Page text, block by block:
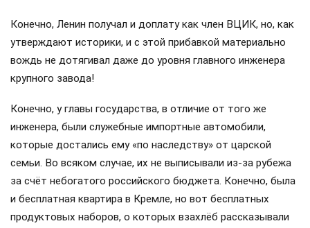
Конечно, Ленин получал и доплату как член ВЦИК, но, как
утверждают историки, и с этой прибавкой материально
вождь не дотягивал даже до уровня главного инженера
крупного завода!
Конечно, у главы государства, в отличие от того же
инженера, были служебные импортные автомобили,
которые достались ему «по наследству» от царской
семьи. Во всяком случае, их не выписывали из-за рубежа
за счёт небогатого российского бюджета. Конечно, была
и бесплатная квартира в Кремле, но вот бесплатных
продуктовых наборов, о которых взахлёб рассказывали